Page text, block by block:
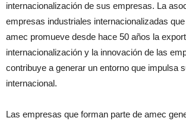
internacionalización de sus empresas. La
empresas industriales internacionalizadas
amec promueve desde hace 50 años la
internacionalización y la innovación de las
contribuye a generar un entorno que impulsa
internacional.
Las empresas que forman parte de amec